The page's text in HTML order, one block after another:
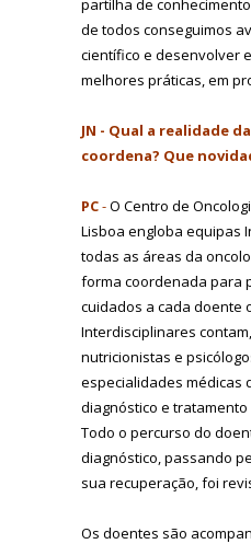
partilha de
de todos conseguimos
científico e desenvolver
melhores práticas, em
JN - Qual a realidade
coordena? Que
PC-O Centro de
Lisboa engloba equipas
todas as áreas da
forma coordenada para
cuidados a cada doente
Interdisciplinares
nutricionistas e
especialidades médicas
diagnóstico e
Todo o percurso do
diagnóstico, passando
sua recuperação, foi
Os doentes são